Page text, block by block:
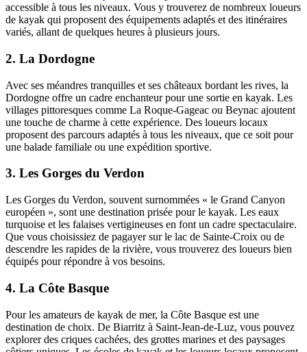
accessible à tous les niveaux. Vous y trouverez de nombreux loueurs
de kayak qui proposent des équipements adaptés et des itinéraires
variés, allant de quelques heures à plusieurs jours.
2. La Dordogne
Avec ses méandres tranquilles et ses châteaux bordant les rives, la
Dordogne offre un cadre enchanteur pour une sortie en kayak. Les
villages pittoresques comme La Roque-Gageac ou Beynac ajoutent
une touche de charme à cette expérience. Des loueurs locaux
proposent des parcours adaptés à tous les niveaux, que ce soit pour
une balade familiale ou une expédition sportive.
3. Les Gorges du Verdon
Les Gorges du Verdon, souvent surnommées « le Grand Canyon
européen », sont une destination prisée pour le kayak. Les eaux
turquoise et les falaises vertigineuses en font un cadre spectaculaire.
Que vous choisissiez de pagayer sur le lac de Sainte-Croix ou de
descendre les rapides de la rivière, vous trouverez des loueurs bien
équipés pour répondre à vos besoins.
4. La Côte Basque
Pour les amateurs de kayak de mer, la Côte Basque est une
destination de choix. De Biarritz à Saint-Jean-de-Luz, vous pouvez
explorer des criques cachées, des grottes marines et des paysages